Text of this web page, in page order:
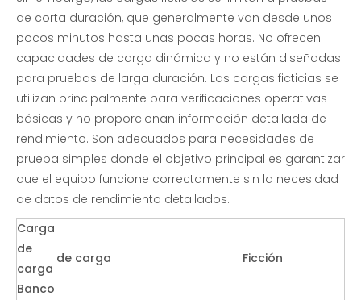
de corta duración, que generalmente van desde unos
pocos minutos hasta unas pocas horas. No ofrecen
capacidades de carga dinámica y no están diseñadas
para pruebas de larga duración. Las cargas ficticias se
utilizan principalmente para verificaciones operativas
básicas y no proporcionan información detallada de
rendimiento. Son adecuados para necesidades de
prueba simples donde el objetivo principal es garantizar
que el equipo funcione correctamente sin la necesidad
de datos de rendimiento detallados.
Carga
de
carga
Banco
de carga Ficción